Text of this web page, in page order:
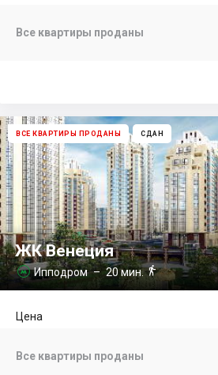
Все квартиры проданы
ВСЕ КВАРТИРЫ ПРОДАНЫ СДАН
ЖК Венеция
 Ипподром– 20 мин.
Цена
Все квартиры проданы